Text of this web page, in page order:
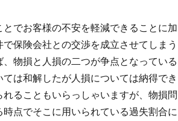
でお客様の不安を軽減できることに加
保険会社との交渉を成立させてしまう
物損と人損の二つが争点となっている
は和解したが人損については納得でき
ることもいらっしゃいますが、物損問
点でそこに用いられている過失割合に